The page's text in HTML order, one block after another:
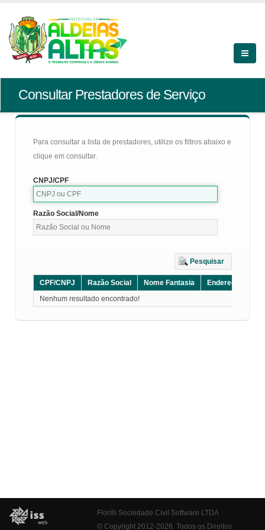
Consultar Prestadores de Serviço
Para consultar a lista de prestadores, utilize os filtros abaixo e
clique em consultar.
CNPJ/CPF
Razão Social/Nome
Pesquisar
CPF/CNPJ Razão Social Nome Fantasia Endereço
Nenhum resultado encontrado!
Fiorilli Sociedade Civil Software LTDA
© Copyright 2012-2026. Todos os Direitos